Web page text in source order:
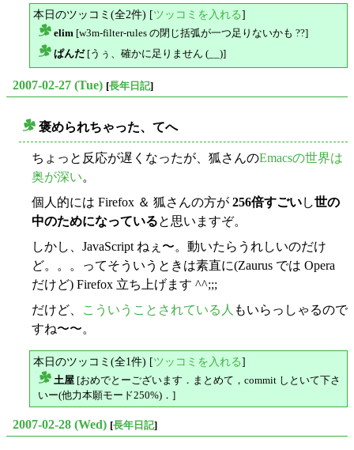
本日のツッコミ(全2件) [ツッコミを入れる]
elim [w3m-filter-rules の閉じ括弧が一つ足りないかも ??]
ぱんだ[うぅ、確かに足りません (__)]
2007-02-27 (Tue) [長年日記]
褒められちゃった、てへ
ちょっと反応が遅くなったが、狐さんのEmacsの世界は
奥が深い。
個人的には Firefox ＆ 狐さんの方が 256倍すごいし世の
中のためになっていると思いますぞ。
しかし、JavaScript ねぇ〜。動いたらうれしいのだけ
ど。。。ってそういうときは素直に(Zaurus では Opera
だけど) Firefox 立ち上げます ^^;;;
だけど、
こういうことされている人 もいらっしゃるので
すね〜〜。
本日のツッコミ(全1件) [ツッコミを入れる]
土屋 [おめでとーございます．まとめて，commit しといて下さ
いー(他力本願モード250%)．]
2007-02-28 (Wed) [長年日記]